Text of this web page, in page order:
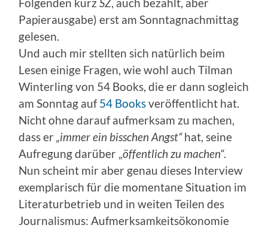
Folgenden kurzSZ, auch bezahlt, aber
Papierausgabe) erst am Sonntagnachmittag
gelesen.
Und auch mir stellten sich natürlich beim
Lesen einige Fragen, wie wohl auch Tilman
Winterling von 54 Books, die er dann sogleich
am Sonntag auf54 Booksveröffentlicht hat.
Nicht ohne darauf aufmerksam zu machen,
dass er„immer ein bisschen Angst“hat, seine
Aufregung darüber „öffentlich zu machen“.
Nun scheint mir aber genau dieses Interview
exemplarisch für die momentane Situation im
Literaturbetrieb und in weiten Teilen des
Journalismus: Aufmerksamkeitsökonomie